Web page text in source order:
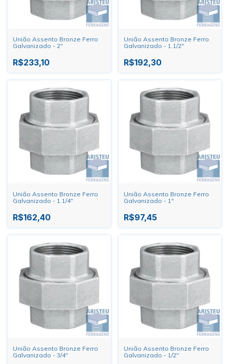
União Assento Bronze Ferro
Galvanizado - 2"
R$233,10
União Assento Bronze Ferro
Galvanizado - 1.1/2"
R$192,30
União Assento Bronze Ferro
Galvanizado - 1.1/4"
R$162,40
União Assento Bronze Ferro
Galvanizado - 1"
R$97,45
União Assento Bronze Ferro
Galvanizado - 3/4"
União Assento Bronze Ferro
Galvanizado - 1/2"